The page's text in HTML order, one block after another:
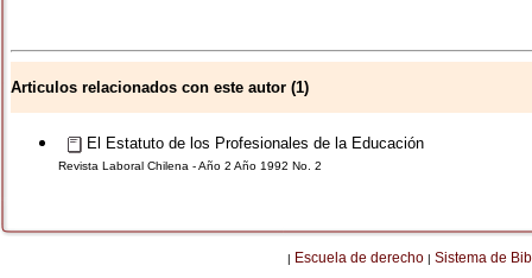
Articulos relacionados con este autor (1)
El Estatuto de los Profesionales de la Educación
Revista Laboral Chilena - Año 2 Año 1992 No. 2
| Escuela de derecho | Sistema de